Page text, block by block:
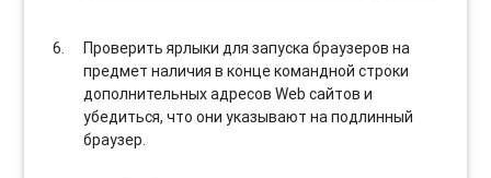
Проверить ярлыки для запуска браузеров на
предмет наличия в конце командной строки
дополнительных адресов Web сайтов и
убедиться, что они указывают на подлинный
браузер.